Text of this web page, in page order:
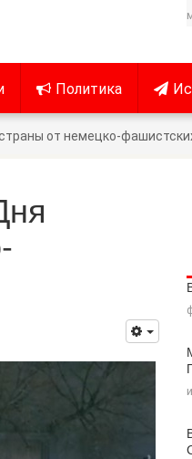
Политика
от немецко-